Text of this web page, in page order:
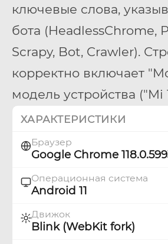
ключевые слова,
бота (HeadlessChrome,
Scrapy, Bot, Crawler).
корректно включает
модель устройства ("Mi
ХАРАКТЕРИСТИКИ
Браузер
Google Chrome
Операционная система
Android 11
Движок
Blink (WebKit fork)